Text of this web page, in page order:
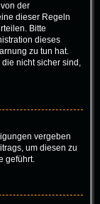
der
dieser Regeln
Bitte
dieses
zu tun hat.
nicht sicher sind,
vergeben
um diesen zu
geführt.